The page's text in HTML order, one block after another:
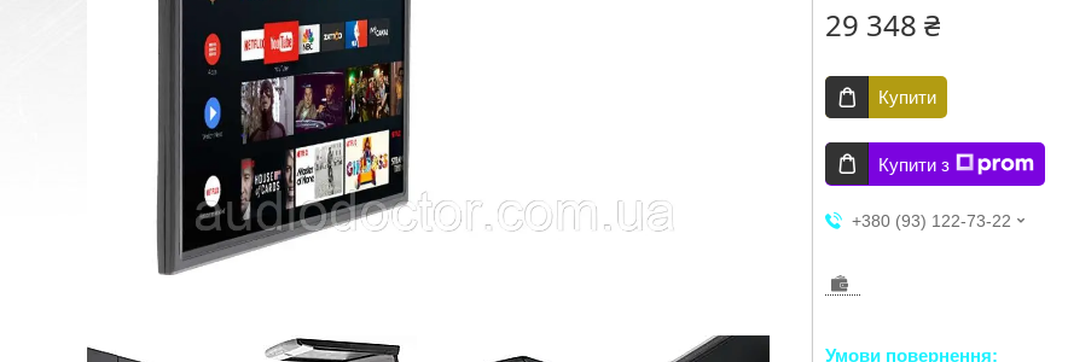
29 348 ₴
Купити
Купити з
+380 (93) 122-73-22